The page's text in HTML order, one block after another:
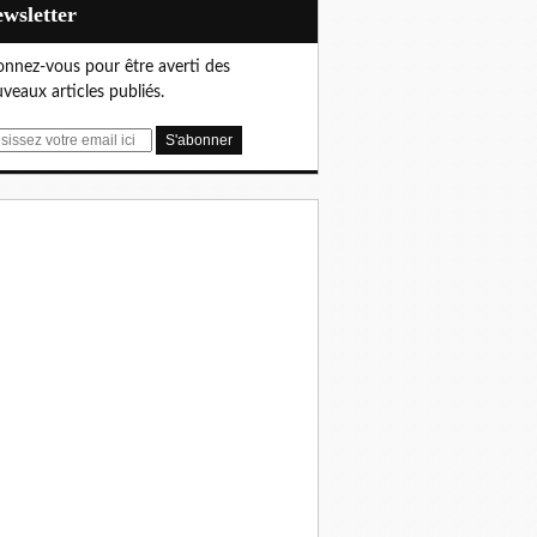
vous pour être averti des
articles publiés.